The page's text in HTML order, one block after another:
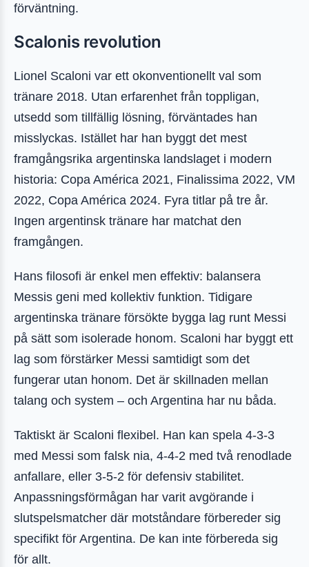
förväntning.
Scalonis revolution
Lionel Scaloni var ett okonventionellt val som
tränare 2018. Utan erfarenhet från toppligan,
utsedd som tillfällig lösning, förväntades han
misslyckas. Istället har han byggt det mest
framgångsrika argentinska landslaget i modern
historia: Copa América 2021, Finalissima 2022, VM
2022, Copa América 2024. Fyra titlar på tre år.
Ingen argentinsk tränare har matchat den
framgången.
Hans filosofi är enkel men effektiv: balansera
Messis geni med kollektiv funktion. Tidigare
argentinska tränare försökte bygga lag runt Messi
på sätt som isolerade honom. Scaloni har byggt ett
lag som förstärker Messi samtidigt som det
fungerar utan honom. Det är skillnaden mellan
talang och system – och Argentina har nu båda.
Taktiskt är Scaloni flexibel. Han kan spela 4-3-3
med Messi som falsk nia, 4-4-2 med två renodlade
anfallare, eller 3-5-2 för defensiv stabilitet.
Anpassningsförmågan har varit avgörande i
slutspelsmatcher där motståndare förbereder sig
specifikt för Argentina. De kan inte förbereda sig
för allt.